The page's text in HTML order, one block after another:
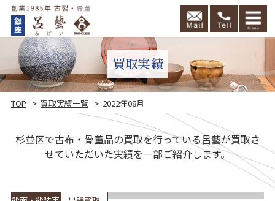
買取実績
TOP 買取実績一覧 2022年08月
杉並区で古布・骨董品の買取を行っている呂藝が買取さ
せていただいた実績を一部ご紹介します。